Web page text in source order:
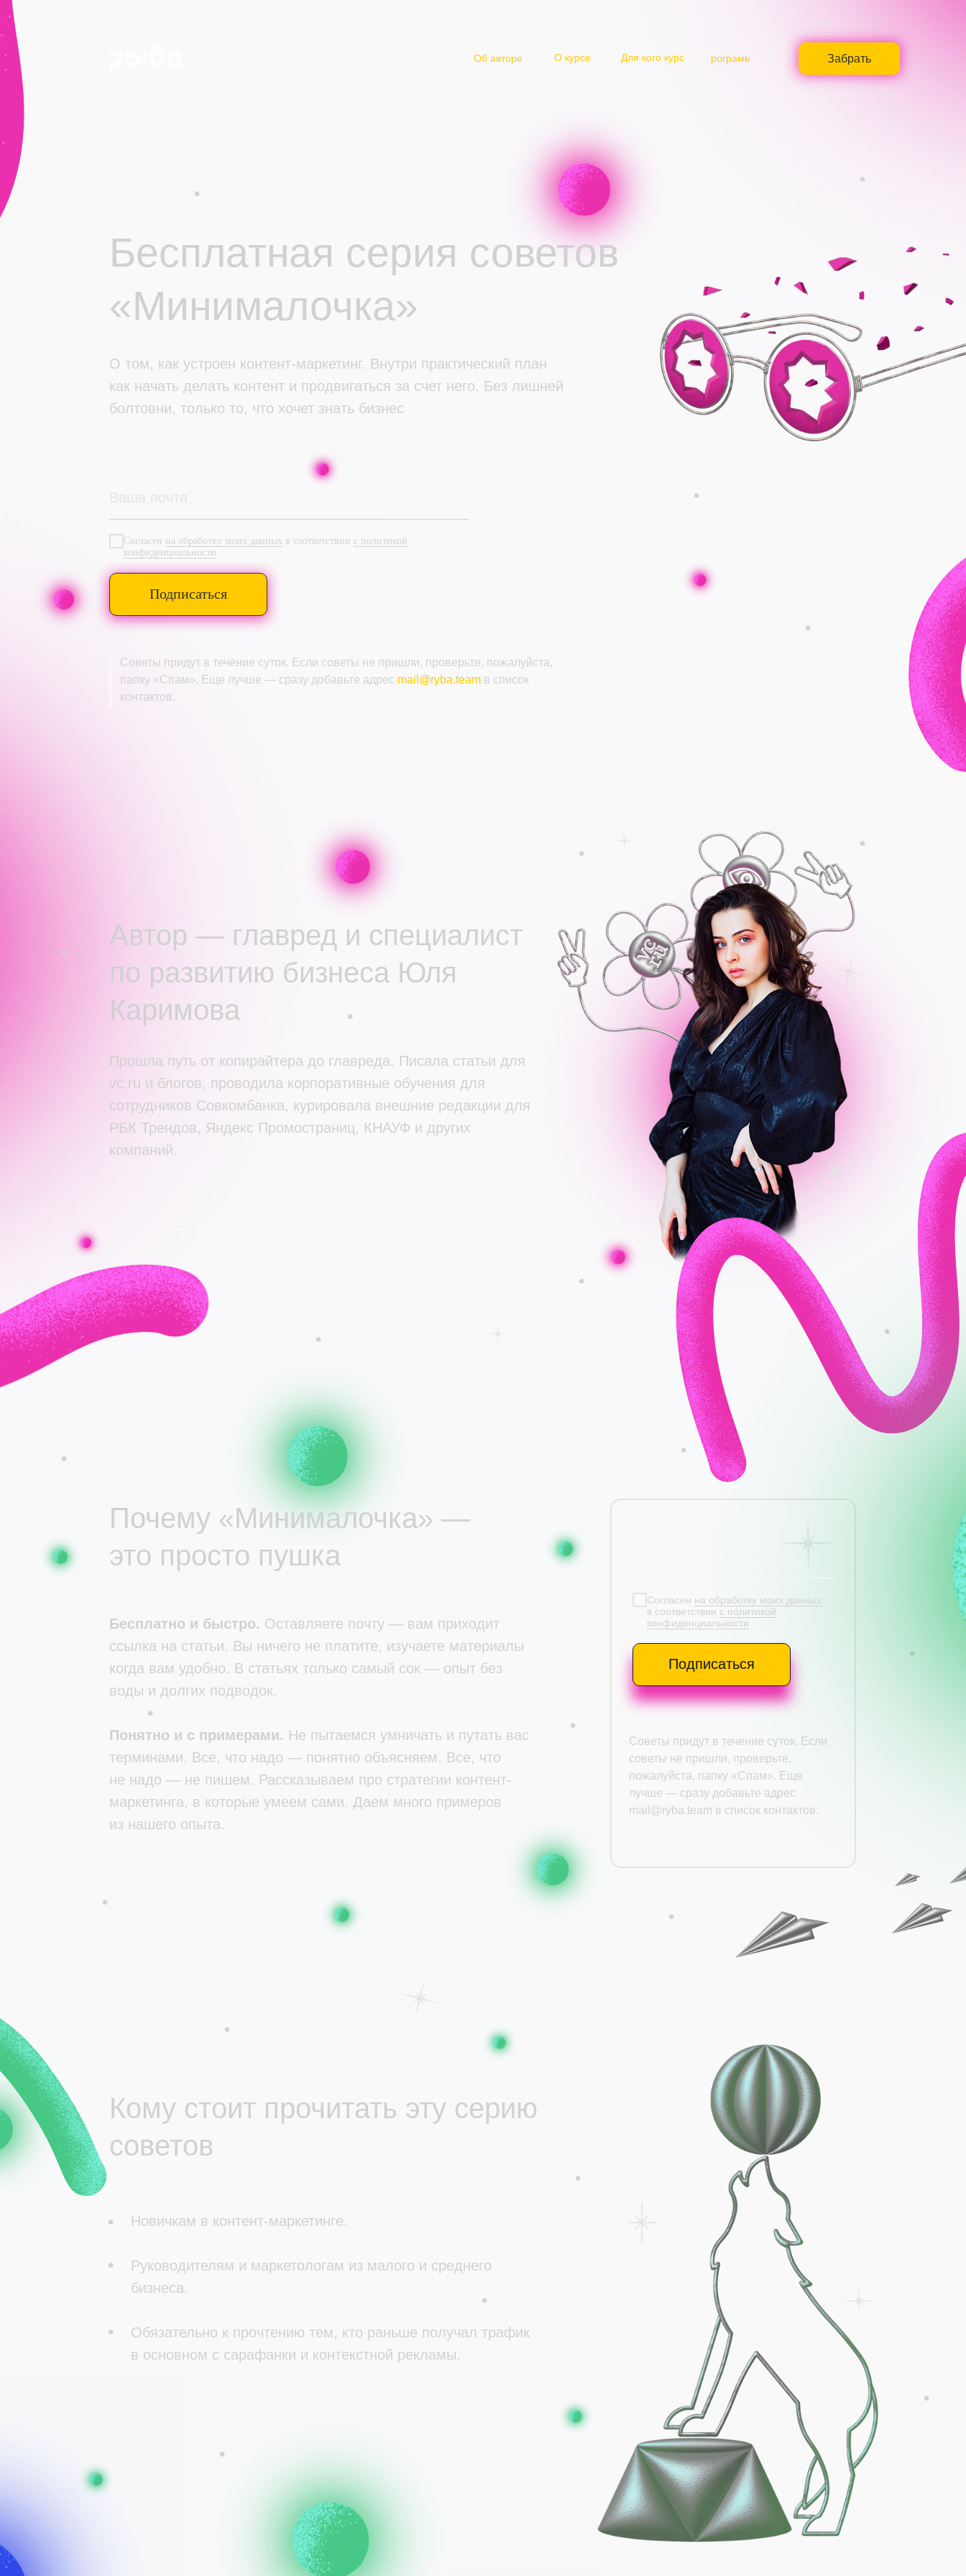
Об авторе О курсе Для кого курс Программа Забрать
Бесплатная серия советов
«Минималочка»
О том, как устроен контент-маркетинг. Внутри практический план
как начать делать контент и продвигаться за счет него. Без лишней
болтовни, только то, что хочет знать бизнес
Советы придут в течение суток. Если советы не пришли, проверьте, пожалуйста,
папку «Спам». Еще лучше — сразу добавьте адрес mail@ryba.team в список
контактов.
Согласен на обработку моих данных в соответствии с политикой
конфиденциальности
Подписаться
Автор — главред и специалист
по развитию бизнеса Юля
Каримова
Прошла путь от копирайтера до главреда. Писала статьи для
vc.ru и блогов, проводила корпоративные обучения для
сотрудников Совкомбанка, курировала внешние редакции для
РБК Трендов, Яндекс Промостраниц, КНАУФ и других
компаний.
Почему «Минималочка» —
это просто пушка
Бесплатно и быстро. Оставляете почту — вам приходит
ссылка на статьи. Вы ничего не платите, изучаете материалы
когда вам удобно. В статьях только самый сок — опыт без
воды и долгих подводок.
Понятно и с примерами. Не пытаемся умничать и путать вас
терминами. Все, что надо — понятно объясняем. Все, что
не надо — не пишем. Рассказываем про стратегии контент-
маркетинга, в которые умеем сами. Даем много примеров
из нашего опыта.
Советы придут в течение суток. Если
советы не пришли, проверьте,
пожалуйста, папку «Спам». Еще
лучше — сразу добавьте адрес
mail@ryba.team в список контактов.
Согласен на обработку моих данных
в соответствии с политикой
конфиденциальности
Подписаться
Кому стоит прочитать эту серию
советов
Новичкам в контент-маркетинге.
Руководителям и маркетологам из малого и среднего
бизнеса.
Обязательно к прочтению тем, кто раньше получал трафик
в основном с сарафанки и контекстной рекламы.